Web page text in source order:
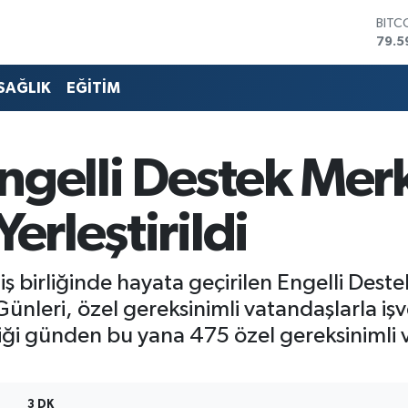
EĞİTİM
Destek
birliğinde hayata geçirilen Engelli
özel gereksinimli vatandaşlarla
günden bu yana 475 özel gereksinimli
3 DK